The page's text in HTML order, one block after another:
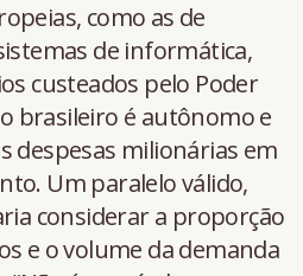
como as de
de informática,
custeados pelo Poder
brasileiro é autônomo e
despesas milionárias em
Um paralelo válido,
considerar a proporção
e o volume da demanda